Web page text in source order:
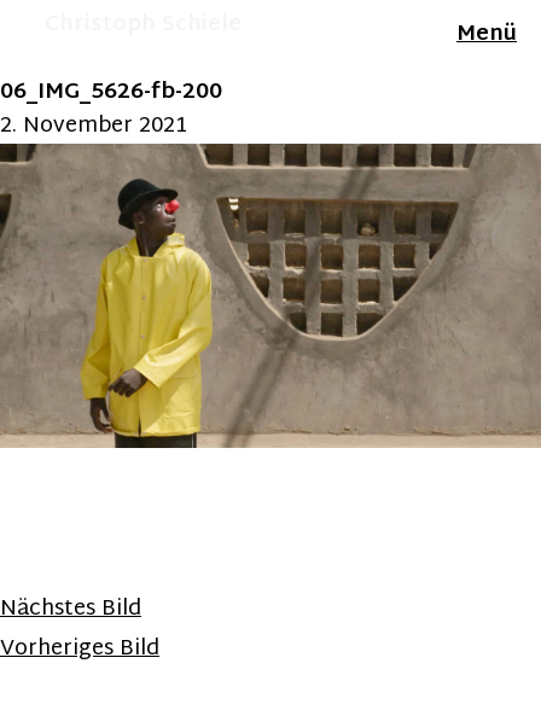
Menü
06_IMG_5626-fb-200
2. November 2021
Nächstes Bild
Vorheriges Bild